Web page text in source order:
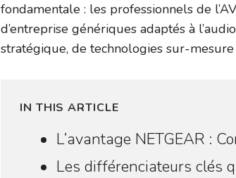
fondamentale : les professionnels de
d’entreprise génériques adaptés à
stratégique, de technologies sur-
IN THIS ARTICLE
L’avantage NETGEAR :
Les différenciateurs clés